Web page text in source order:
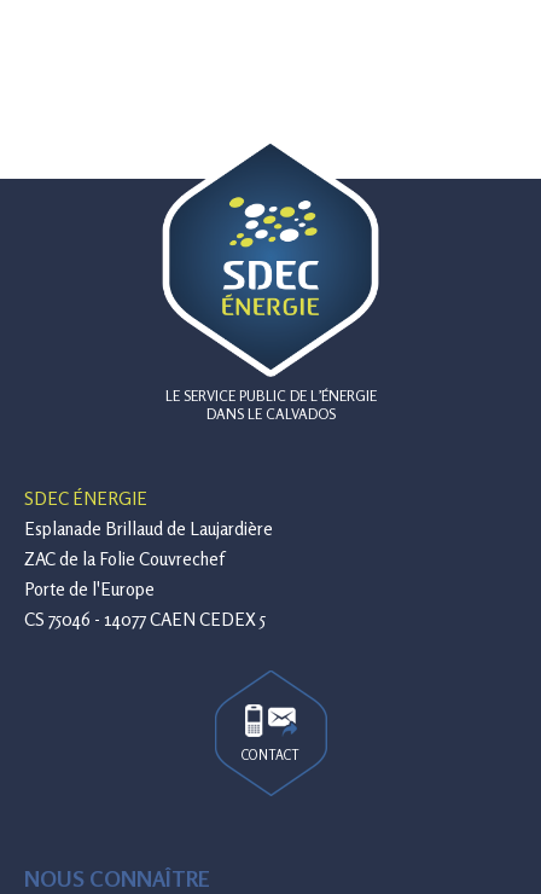
LE SERVICE PUBLIC DE L’ÉNERGIE
DANS LE CALVADOS
SDEC ÉNERGIE
Esplanade Brillaud de Laujardière
ZAC de la Folie Couvrechef
Porte de l'Europe
CS 75046 - 14077 CAEN CEDEX 5
CONTACT
NOUS CONNAÎTRE